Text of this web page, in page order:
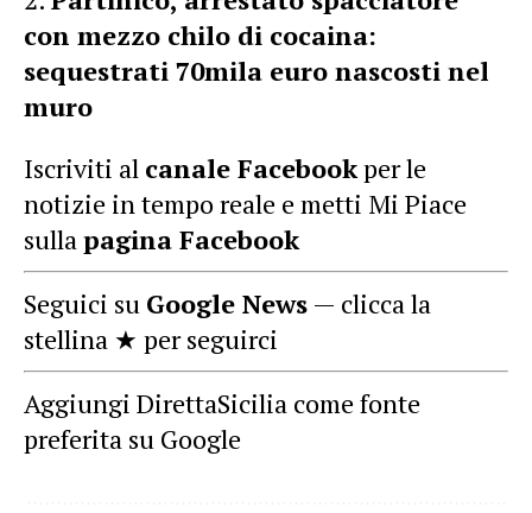
con mezzo chilo di cocaina:
sequestrati 70mila euro nascosti nel
muro
Iscriviti al canale Facebookper le
notizie in tempo reale e metti Mi Piace
sullapagina Facebook
Seguici su Google News — clicca la
stellina ★ per seguirci
Aggiungi DirettaSicilia come fonte
preferita su Google